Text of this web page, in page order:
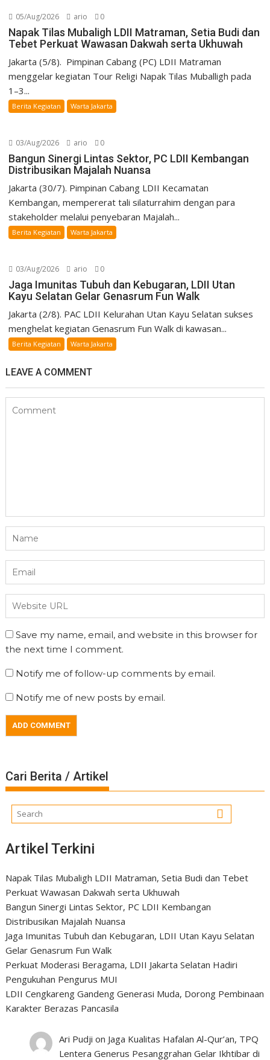
05/Aug/2026 ario 0
Napak Tilas Mubaligh LDII Matraman, Setia Budi dan
Tebet Perkuat Wawasan Dakwah serta Ukhuwah
Jakarta (5/8). Pimpinan Cabang (PC) LDII Matraman
menggelar kegiatan Tour Religi Napak Tilas Muballigh pada
1–3...
Berita Kegiatan Warta Jakarta
03/Aug/2026 ario 0
Bangun Sinergi Lintas Sektor, PC LDII Kembangan
Distribusikan Majalah Nuansa
Jakarta (30/7). Pimpinan Cabang LDII Kecamatan
Kembangan, mempererat tali silaturrahim dengan para
stakeholder melalui penyebaran Majalah...
Berita Kegiatan Warta Jakarta
03/Aug/2026 ario 0
Jaga Imunitas Tubuh dan Kebugaran, LDII Utan
Kayu Selatan Gelar Genasrum Fun Walk
Jakarta (2/8). PAC LDII Kelurahan Utan Kayu Selatan sukses
menghelat kegiatan Genasrum Fun Walk di kawasan...
Berita Kegiatan Warta Jakarta
LEAVE A COMMENT
Save my name, email, and website in this browser for
the next time I comment.
Notify me of follow-up comments by email.
Notify me of new posts by email.
Cari Berita / Artikel
Artikel Terkini
Napak Tilas Mubaligh LDII Matraman, Setia Budi dan Tebet
Perkuat Wawasan Dakwah serta Ukhuwah
Bangun Sinergi Lintas Sektor, PC LDII Kembangan
Distribusikan Majalah Nuansa
Jaga Imunitas Tubuh dan Kebugaran, LDII Utan Kayu Selatan
Gelar Genasrum Fun Walk
Perkuat Moderasi Beragama, LDII Jakarta Selatan Hadiri
Pengukuhan Pengurus MUI
LDII Cengkareng Gandeng Generasi Muda, Dorong Pembinaan
Karakter Berazas Pancasila
Ari Pudji on Jaga Kualitas Hafalan Al-Qur’an, TPQ
Lentera Generus Pesanggrahan Gelar Ikhtibar di